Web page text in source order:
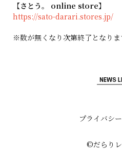
【さとう。 online store】
https://sato-darari.stores.jp/
※数が無くなり次第終了となり
プライバシ
©だらり